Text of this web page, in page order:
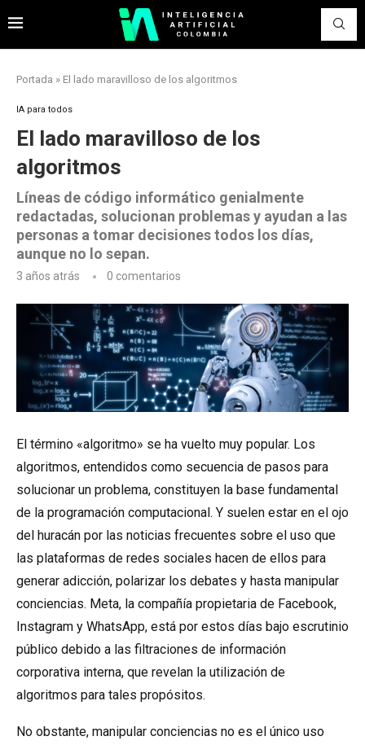
Portada » El lado maravilloso de los algoritmos
IA para todos
El lado maravilloso de los
algoritmos
Líneas de código informático genialmente
redactadas, solucionan problemas y ayudan a las
personas a tomar decisiones todos los días,
aunque no lo sepan.
3 años atrás 0 comentarios
El término «algoritmo» se ha vuelto muy popular. Los
algoritmos, entendidos como secuencia de pasos para
solucionar un problema, constituyen la base fundamental
de la programación computacional. Y suelen estar en el ojo
del huracán por las noticias frecuentes sobre el uso que
las plataformas de redes sociales hacen de ellos para
generar adicción, polarizar los debates y hasta manipular
conciencias. Meta, la compañía propietaria de Facebook,
Instagram y WhatsApp, está por estos días bajo escrutinio
público debido a las filtraciones de información
corporativa interna, que revelan la utilización de
algoritmos para tales propósitos.
No obstante, manipular conciencias no es el único uso